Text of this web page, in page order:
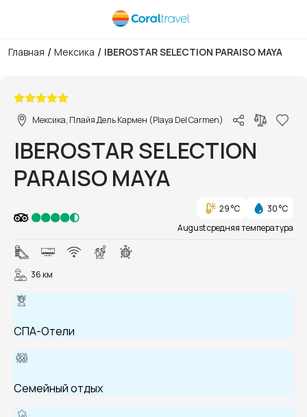
Главная / Мексика / IBEROSTAR SELECTION PARAISO MAYA
Мексика, Плайя Дель Кармен (Playa Del Carmen)
IBEROSTAR SELECTION
PARAISO MAYA
29 °C
30 °C
August средняя температура
36 км
СПА-Отели
Семейный отдых